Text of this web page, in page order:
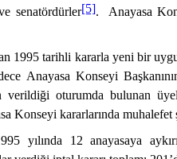
senatördürler[5]. Anayasa
1995 tarihli kararla yeni bir
Anayasa Konseyi
verildiği oturumda bulunan
Konseyi kararlarında
yılında 12 anayasaya